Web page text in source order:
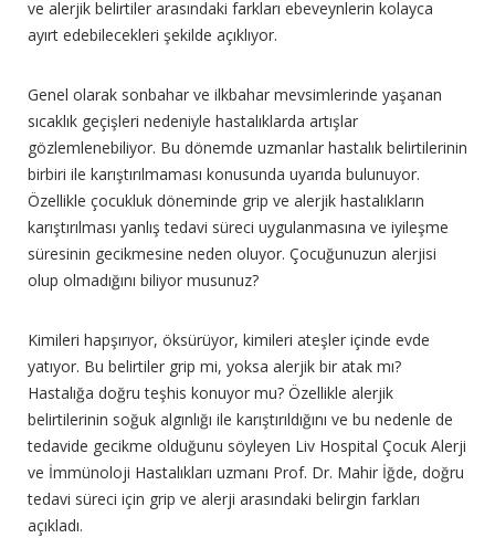
ve alerjik belirtiler arasındaki farkları ebeveynlerin kolayca
ayırt edebilecekleri şekilde açıklıyor.
Genel olarak sonbahar ve ilkbahar mevsimlerinde yaşanan
sıcaklık geçişleri nedeniyle hastalıklarda artışlar
gözlemlenebiliyor. Bu dönemde uzmanlar hastalık belirtilerinin
birbiri ile karıştırılmaması konusunda uyarıda bulunuyor.
Özellikle çocukluk döneminde grip ve alerjik hastalıkların
karıştırılması yanlış tedavi süreci uygulanmasına ve iyileşme
süresinin gecikmesine neden oluyor. Çocuğunuzun alerjisi
olup olmadığını biliyor musunuz?
Kimileri hapşırıyor, öksürüyor, kimileri ateşler içinde evde
yatıyor. Bu belirtiler grip mi, yoksa alerjik bir atak mı?
Hastalığa doğru teşhis konuyor mu? Özellikle alerjik
belirtilerinin soğuk algınlığı ile karıştırıldığını ve bu nedenle de
tedavide gecikme olduğunu söyleyen Liv Hospital Çocuk Alerji
ve İmmünoloji Hastalıkları uzmanı Prof. Dr. Mahir İğde, doğru
tedavi süreci için grip ve alerji arasındaki belirgin farkları
açıkladı.